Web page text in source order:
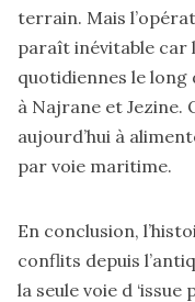
terrain. Mais
paraît inévitable car
quotidiennes le
à Najrane et Jezine.
aujourd’hui à
par voie maritime.
En conclusion,
conflits depuis
la seule voie d